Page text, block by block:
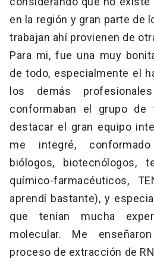
en la región y gran parte de
trabajan ahí provienen de
Para mi, fue una muy
de todo, especialmente el
los demás
conformaban el grupo
destacar el gran equipo
me integré,
biólogos, biotecnólogos,
químico-farmacéuticos,
aprendí bastante), y
que tenían mucha
molecular. Me
proceso de extracción de